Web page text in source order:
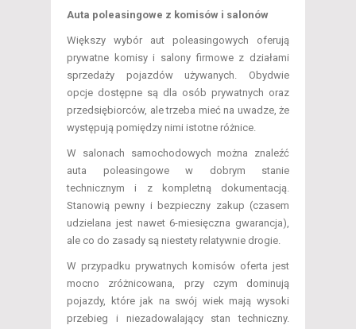
Auta poleasingowe z komisów i salonów
Większy wybór aut poleasingowych oferują
prywatne komisy i salony firmowe z działami
sprzedaży pojazdów używanych. Obydwie
opcje dostępne są dla osób prywatnych oraz
przedsiębiorców, ale trzeba mieć na uwadze, że
występują pomiędzy nimi istotne różnice.
W salonach samochodowych można znaleźć
auta poleasingowe w dobrym stanie
technicznym i z kompletną dokumentacją.
Stanowią pewny i bezpieczny zakup (czasem
udzielana jest nawet 6-miesięczna gwarancja),
ale co do zasady są niestety relatywnie drogie.
W przypadku prywatnych komisów oferta jest
mocno zróżnicowana, przy czym dominują
pojazdy, które jak na swój wiek mają wysoki
przebieg i niezadowalający stan techniczny.